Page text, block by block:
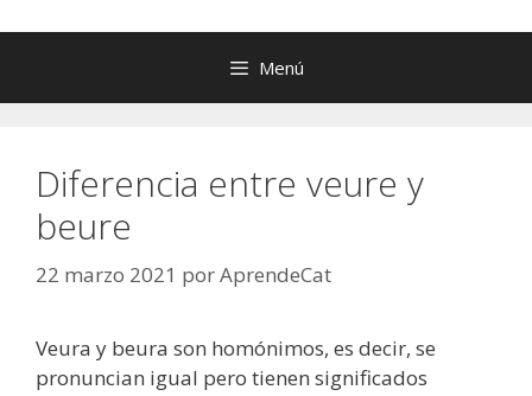
Menú
Diferencia entre veure y
beure
22 marzo 2021 porAprendeCat
Veura y beura son homónimos, es decir, se
pronuncian igual pero tienen significados